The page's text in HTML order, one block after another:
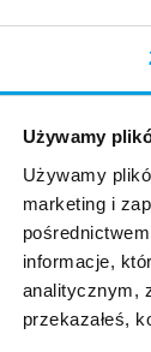
Używamy
Używamy
marketing i
informacje,
analitycznym,
przekazałeś,
nie
kogoś z
z